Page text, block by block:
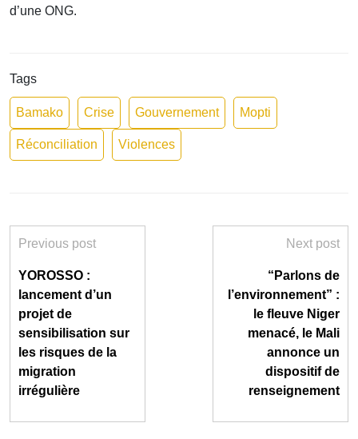
d’une ONG.
Tags
Bamako Crise Gouvernement Mopti
Réconciliation Violences
Previous post
YOROSSO :
lancement d’un
projet de
sensibilisation sur
les risques de la
migration
irrégulière
Next post
“Parlons de
l’environnement” :
le fleuve Niger
menacé, le Mali
annonce un
dispositif de
renseignement